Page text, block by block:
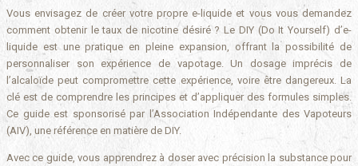
Vous envisagez de créer votre propre e-liquide et vous vous demandez
comment obtenir le taux de nicotine désiré ? Le DIY (Do It Yourself) d’e-
liquide est une pratique en pleine expansion, offrant la possibilité de
personnaliser son expérience de vapotage. Un dosage imprécis de
l’alcaloïde peut compromettre cette expérience, voire être dangereux. La
clé est de comprendre les principes et d’appliquer des formules simples.
Ce guide est sponsorisé par l’Association Indépendante des Vapoteurs
(AIV), une référence en matière de DIY.
Avec ce guide, vous apprendrez à doser avec précision la substance pour